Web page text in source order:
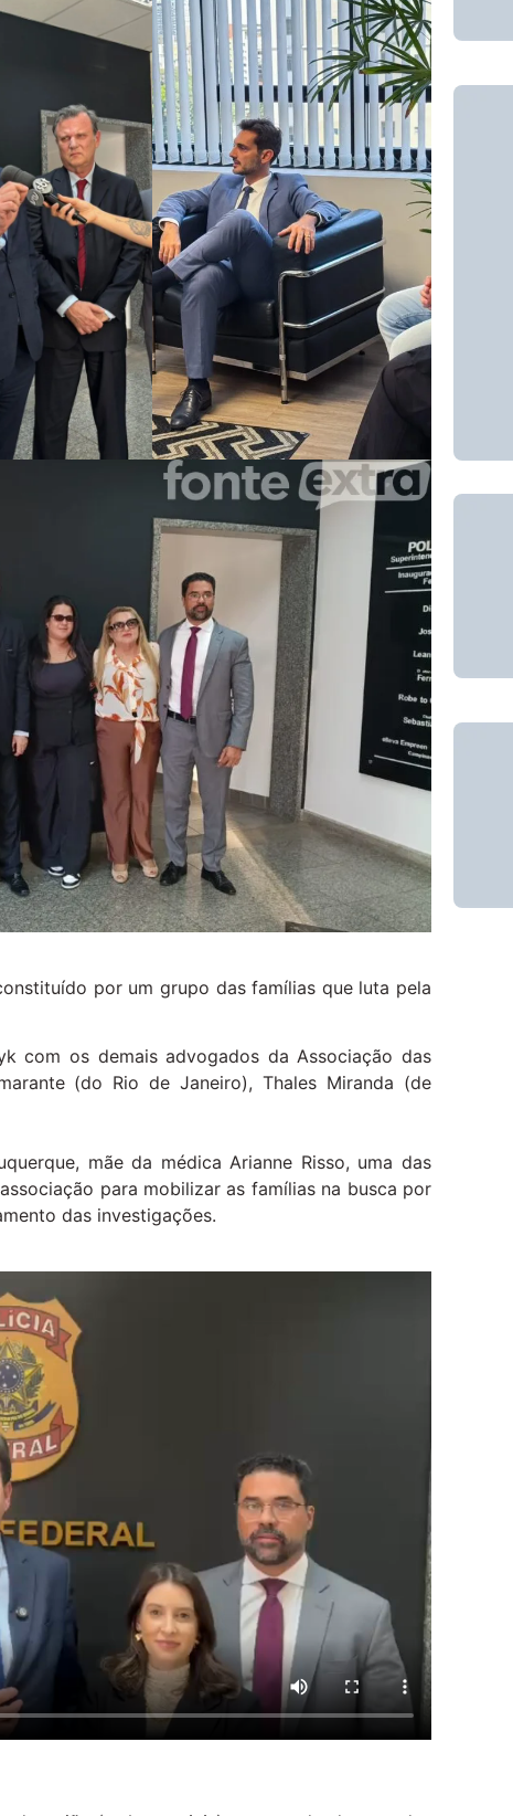
por um grupo das famílias que luta pela
com os demais advogados da Associação das
(do Rio de Janeiro), Thales Miranda (de
mãe da médica Arianne Risso, uma das
para mobilizar as famílias na busca por
das investigações.